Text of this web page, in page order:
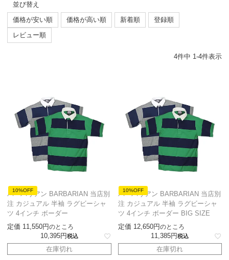
並び替え
価格が安い順
価格が高い順 新着順
登録順
レビュー順
4件中 1-4件表示
10%OFF
バーバリアン BARBARIAN 当店別
注 カジュアル 半袖 ラグビーシャ
ツ 4インチ ボーダー
定価 11,550 のところ
10,395 税込
在庫切れ
10%OFF
バーバリアン BARBARIAN 当店別
注 カジュアル 半袖 ラグビーシャ
ツ 4インチ ボーダー BIG SIZE
定価 12,650 のところ
11,385 税込
在庫切れ